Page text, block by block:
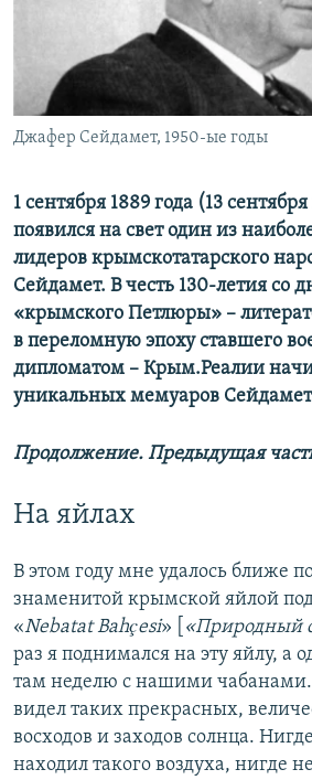
ПОБЕДИТЕЛЕЙ НЕ СУДЯТ?
КРЫМ.НЕПОКОРЕННЫЙ
ELIFBE
УКРАИНСКАЯ ПРОБЛЕМА КРЫМА
Джафер Сейдамет, 1950-ые годы
1 сентября 1889 года (13
появился на свет один из
лидеров крымскотатарского
Сейдамет. В честь 130-летия со
«крымского Петлюры» –
в переломную эпоху ставшего
дипломатом – Крым.Реалии
уникальных мемуаров
Продолжение. Предыдущая
На яйлах
В этом году мне удалось ближе
знаменитой крымской яйлой
«Nebatat Bahçesi» [ «Природный
раз я поднимался на эту яйлу, а
там неделю с нашими
видел таких прекрасных,
восходов и заходов солнца.
находил такого воздуха, нигде